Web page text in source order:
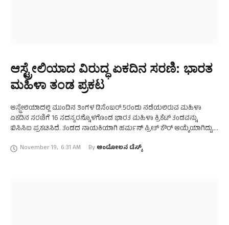
ಆಸ್ಟ್ರೇಲಿಯಾದ ವಿರುದ್ಧ ಏಕದಿನ ಸರಣಿ: ಭಾರತ
ಮಹಿಳಾ ತಂಡ ಪ್ರಕಟ
ಆಸ್ಟ್ರೇಲಿಯಾದಲ್ಲಿ ಮುಂದಿನ ತಿಂಗಳ ಡಿಸೆಂಬರ್.5ರಂದು ನಡೆಯಲಿರುವ ಮಹಿಳಾ
ಏಕದಿನ ಸರಣಿಗೆ 16 ಸದಸ್ಯರನ್ನೊಳಗೊಂಡ ಭಾರತ ಮಹಿಳಾ ಕ್ರಿಕೆಟ್‌ ತಂಡವನ್ನು
ಬಿಸಿಸಿಐ ಪ್ರಕಟಿಸಿದೆ. ತಂಡದ ನಾಯಕಿಯಾಗಿ ಹರ್ಮನ್‌ ಪ್ರೀತ್‌ ಕೌರ್‌ ಆಯ್ಕೆಯಾಗಿದ್ದು,
ತಂಡದಿಂದ ದೂರ …
November 19, 6:31 AM By ಆಂದೋಲನ ಡೆಸ್ಕ್